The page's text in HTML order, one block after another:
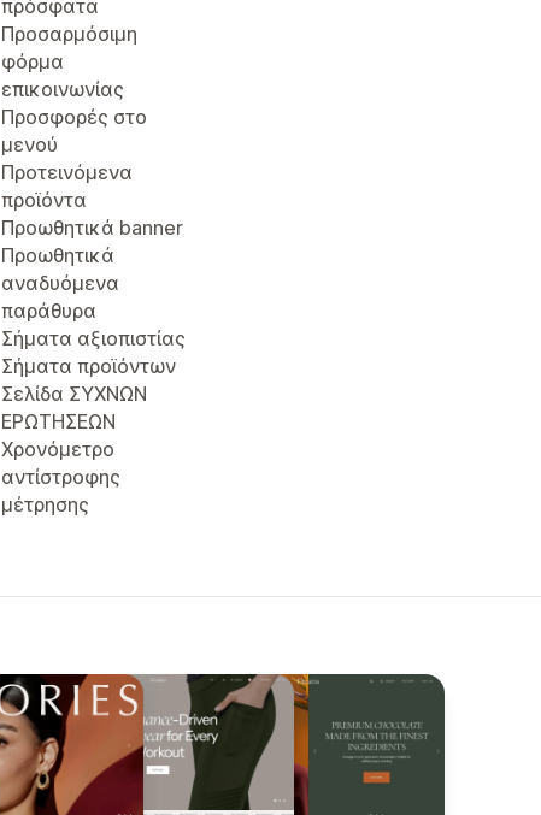
πρόσφατα
Προσαρμόσιμη
φόρμα
επικοινωνίας
Προσφορές στο
μενού
Προτεινόμενα
προϊόντα
Προωθητικά banner
Προωθητικά
αναδυόμενα
παράθυρα
Σήματα αξιοπιστίας
Σήματα προϊόντων
Σελίδα ΣΥΧΝΩΝ
ΕΡΩΤΗΣΕΩΝ
Χρονόμετρο
αντίστροφης
μέτρησης